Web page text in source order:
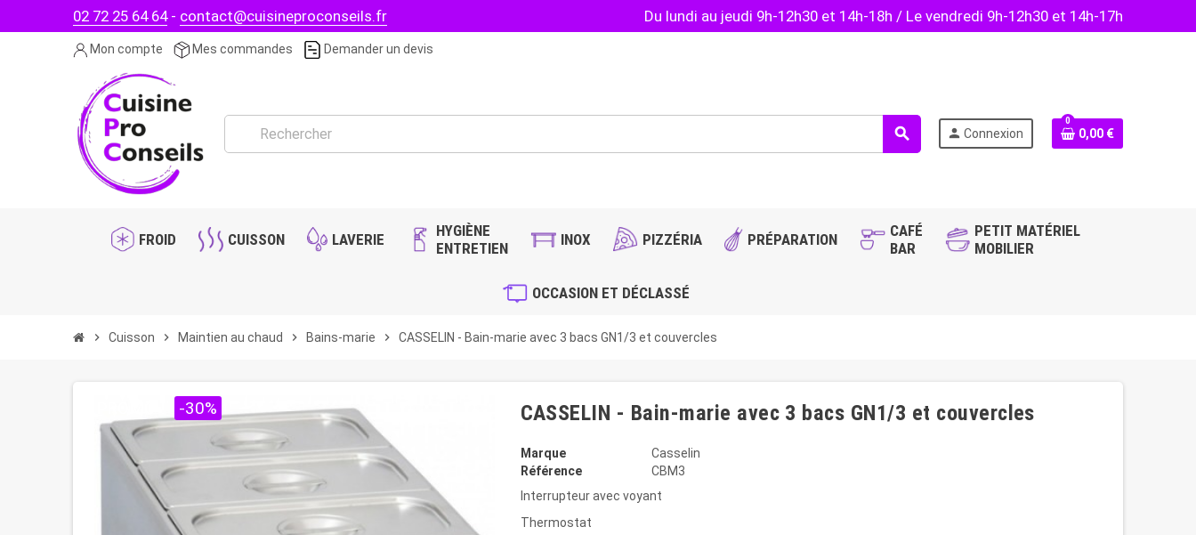
02 72 25 64 64- contact@cuisineproconseils.fr Du lundi au jeudi 9h-12h30 et 14h-18h / Le vendredi 9h-12h30 et 14h-17h
Mon compte Mes commandes Demander un devis
search person Connexion
0
0,00 €
FROID CUISSON LAVERIE
HYGIÈNE
ENTRETIEN
INOX PIZZÉRIA PRÉPARATION
CAFÉ
BAR
PETIT MATÉRIEL
MOBILIER
OCCASION ET DÉCLASSÉ
chevron_right Cuisson chevron_right Maintien au chaud chevron_right Bains-marie chevron_right CASSELIN - Bain-marie avec 3 bacs GN1/3 et couvercles
-30% CASSELIN - Bain-marie avec 3 bacs GN1/3 et couvercles
Marque
Casselin
Référence
CBM3
Interrupteur avec voyant
Thermostat